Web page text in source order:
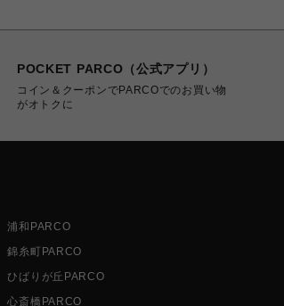
POCKET PARCO（公式アプリ）
コイン＆クーポンでPARCOでのお買い物
がオトクに
浦和PARCO
錦糸町PARCO
ひばりが丘PARCO
心斎橋PARCO